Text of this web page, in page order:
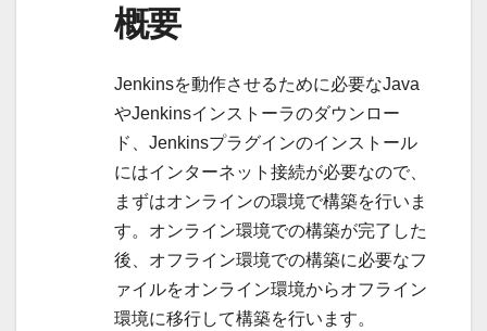
概要
Jenkinsを動作させるために必要なJava
やJenkinsインストーラのダウンロー
ド、Jenkinsプラグインのインストール
にはインターネット接続が必要なので、
まずはオンラインの環境で構築を行いま
す。オンライン環境での構築が完了した
後、オフライン環境での構築に必要なフ
ァイルをオンライン環境からオフライン
環境に移行して構築を行います。